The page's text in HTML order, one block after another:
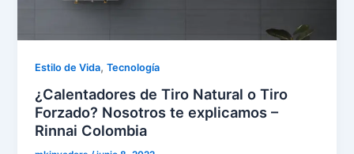
Estilo de Vida,Tecnología
¿Calentadores de Tiro Natural o Tiro
Forzado? Nosotros te explicamos –
Rinnai Colombia